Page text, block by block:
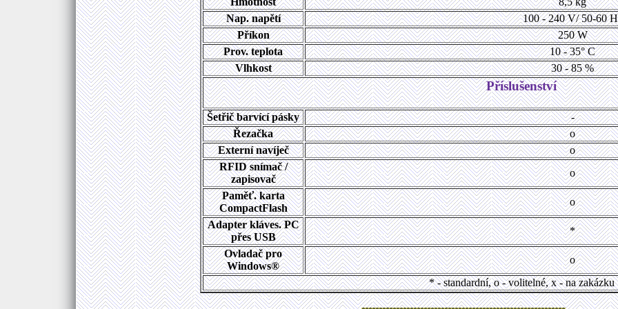
Nap. napětí
100 - 240 V/ 50-60
Příkon
250 W
Prov. teplota
10 - 35° C
Vlhkost
30 - 85 %
Příslušenství
Šetřič barvící pásky
-
Řezačka
o
Externí navíječ
o
RFID snímač /
zapisovač
o
Paměť. karta
CompactFlash
o
Adapter kláves. PC
přes USB
*
Ovladač pro
Windows®
o
* - standardní, o - volitelné, x - na zakázku